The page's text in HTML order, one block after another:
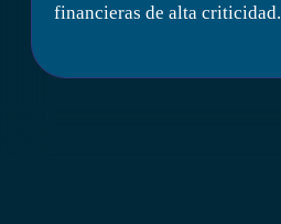
financieras de alta criticidad.